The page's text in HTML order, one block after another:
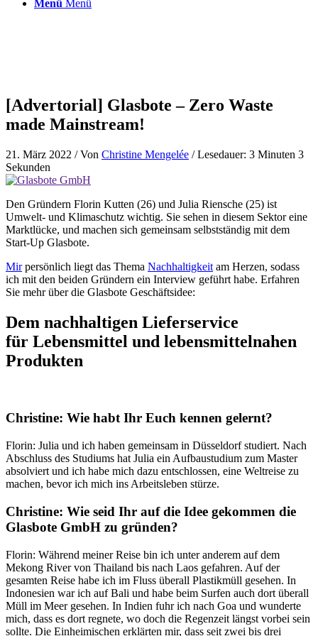
Menü Menü
[Advertorial] Glasbote – Zero Waste
made Mainstream!
21. März 2022 / Von Christine Mengelée / Lesedauer: 3 Minuten 3
Sekunden
Den Gründern Florin Kutten (26) und Julia Riensche (25) ist
Umwelt- und Klimaschutz wichtig. Sie sehen in diesem Sektor eine
Marktlücke, und machen sich gemeinsam selbstständig mit dem
Start-Up Glasbote.
Mirpersönlich liegt das Thema Nachhaltigkeit am Herzen, sodass
ich mit den beiden Gründern ein Interview geführt habe. Erfahren
Sie mehr über die Glasbote Geschäftsidee:
Dem nachhaltigen Lieferservice
für Lebensmittel und lebensmittelnahen
Produkten
Christine: Wie habt Ihr Euch kennen gelernt?
Florin: Julia und ich haben gemeinsam in Düsseldorf studiert. Nach
Abschluss des Studiums hat Julia ein Aufbaustudium zum Master
absolviert und ich habe mich dazu entschlossen, eine Weltreise zu
machen, bevor ich mich ins Arbeitsleben stürze.
Christine: Wie seid Ihr auf die Idee gekommen die
Glasbote GmbH zu gründen?
Florin: Während meiner Reise bin ich unter anderem auf dem
Mekong River von Thailand bis nach Laos gefahren. Auf der
gesamten Reise habe ich im Fluss überall Plastikmüll gesehen. In
Indonesien war ich auf Bali und habe beim Surfen auch dort überall
Müll im Meer gesehen. In Indien fuhr ich nach Goa und wunderte
mich, dass es dort regnete, wo doch die Regenzeit längst vorbei sein
sollte. Die Einheimischen erklärten mir, dass seit zwei bis drei